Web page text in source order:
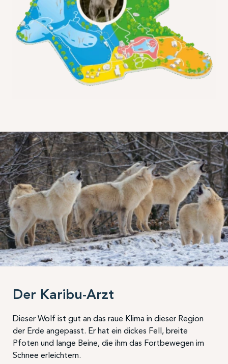
Der Karibu-Arzt
Dieser Wolf ist gut an das raue Klima in dieser Region
der Erde angepasst. Er hat ein dickes Fell, breite
Pfoten und lange Beine, die ihm das Fortbewegen im
Schnee erleichtern.